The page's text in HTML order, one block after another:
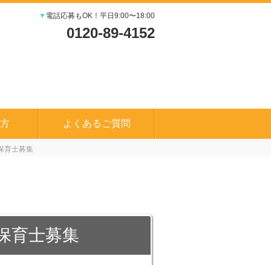
▼ 電話応募もOK！平日9:00〜18:00
0120-89-4152
よくあるご質問
育士募集
育士募集